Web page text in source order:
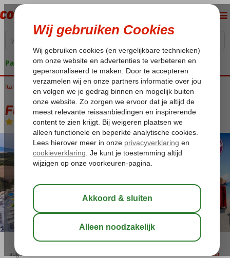
Pakketgarantie
Italië Sardinië Castelsardo Fly & Go Bluserena Is Serenas Badesi
Fly & Go Bluserena Is Serenas Badesi
All Inclusive-Hotel
aug 28° bewaar